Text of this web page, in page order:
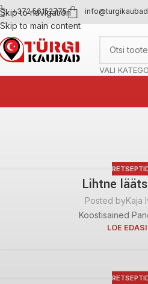
Skip to navigation
Skip to main content
+372 56152775
VALI
Lihtne
Posted byKaja
Koostisained
LOE